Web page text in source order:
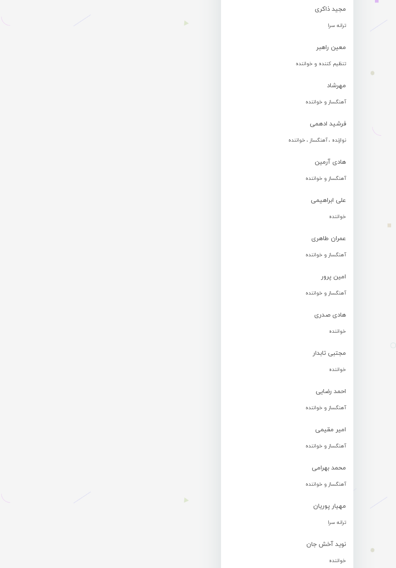
مجید ذاکری
ترانه سرا
معین راهبر
تنظیم کننده و خواننده
مهرشاد
آهنگساز و خواننده
فرشید ادهمی
نوازنده ، آهنگساز ، خواننده
هادی آرمین
آهنگساز و خواننده
علی ابراهیمی
خواننده
عمران طاهری
آهنگساز و خواننده
امین پرور
آهنگساز و خواننده
هادی صدری
خواننده
مجتبی تابدار
خواننده
احمد رضایی
آهنگساز و خواننده
امیر مقیمی
آهنگساز و خواننده
محمد بهرامی
آهنگساز و خواننده
مهیار پوریان
ترانه سرا
نوید آخش جان
خواننده